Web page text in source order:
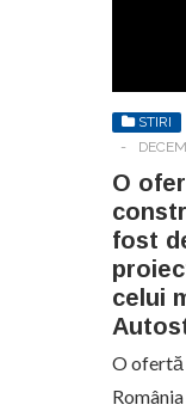
STIRI
-
O
fost
celui
O ofertă